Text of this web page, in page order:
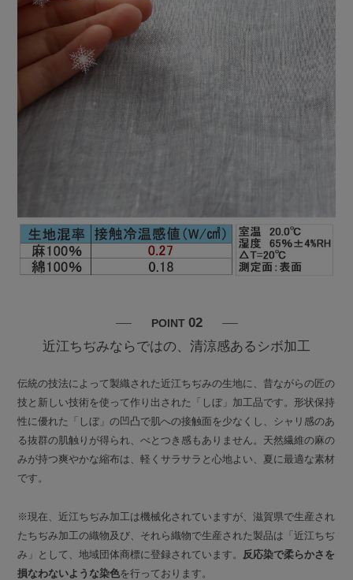
POINT 02
近江ちぢみならではの、清涼感あるシボ加工
伝統の技法によって製織された近江ちぢみの生地に、昔ながらの匠の
技と新しい技術を使って作り出された「しぼ」加工品です。形状保持
性に優れた「しぼ」の凹凸で肌への接触面を少なくし、シャリ感のあ
る抜群の肌触りが得られ、べとつき感もありません。天然繊維の麻の
みが持つ爽やかな縮布は、軽くサラサラと心地よい、夏に最適な素材
です。
※現在、近江ちぢみ加工は機械化されていますが、滋賀県で生産され
たちぢみ加工の織物及び、それら織物で生産された製品は「近江ちぢ
み」として、地域団体商標に登録されています。
反応染で柔らかさを
損なわないような染色を行っております。